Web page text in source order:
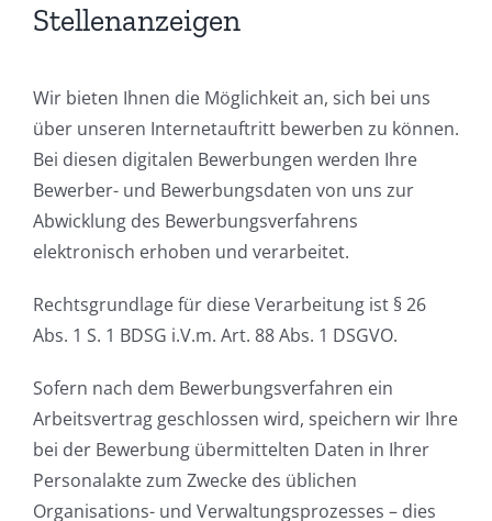
Stellenanzeigen
Wir bieten Ihnen die Möglichkeit an, sich bei uns
über unseren Internetauftritt bewerben zu können.
Bei diesen digitalen Bewerbungen werden Ihre
Bewerber- und Bewerbungsdaten von uns zur
Abwicklung des Bewerbungsverfahrens
elektronisch erhoben und verarbeitet.
Rechtsgrundlage für diese Verarbeitung ist § 26
Abs. 1 S. 1 BDSG i.V.m. Art. 88 Abs. 1 DSGVO.
Sofern nach dem Bewerbungsverfahren ein
Arbeitsvertrag geschlossen wird, speichern wir Ihre
bei der Bewerbung übermittelten Daten in Ihrer
Personalakte zum Zwecke des üblichen
Organisations- und Verwaltungsprozesses – dies